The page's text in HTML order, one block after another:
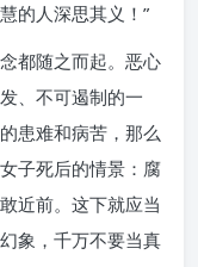
的人深思其义！”
都随之而起。恶心
、不可遏制的一
患难和病苦，那么
子死后的情景：腐
近前。这下就应当
象，千万不要当真